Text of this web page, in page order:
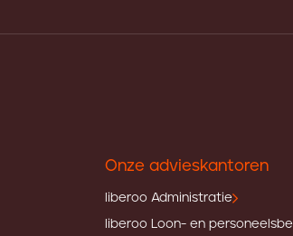
Onze advieskantoren
liberoo Administratie
liberoo Loon- en